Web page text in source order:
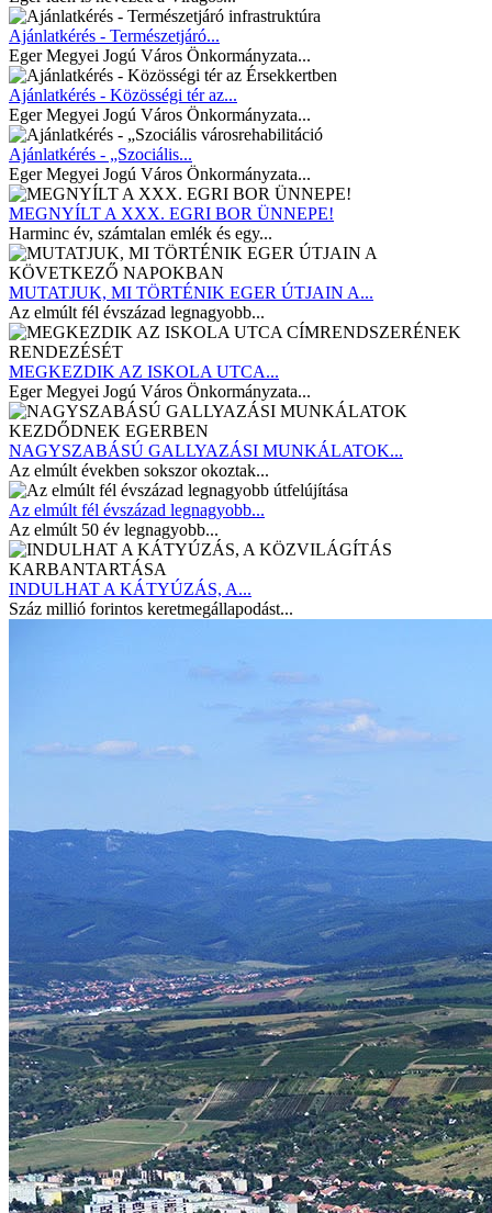
Ajánlatkérés - Természetjáró...
Eger Megyei Jogú Város Önkormányzata...
Ajánlatkérés - Közösségi tér az...
Eger Megyei Jogú Város Önkormányzata...
Ajánlatkérés - „Szociális...
Eger Megyei Jogú Város Önkormányzata...
MEGNYÍLT A XXX. EGRI BOR ÜNNEPE!
Harminc év, számtalan emlék és egy...
MUTATJUK, MI TÖRTÉNIK EGER ÚTJAIN A...
Az elmúlt fél évszázad legnagyobb...
MEGKEZDIK AZ ISKOLA UTCA...
Eger Megyei Jogú Város Önkormányzata...
NAGYSZABÁSÚ GALLYAZÁSI MUNKÁLATOK...
Az elmúlt években sokszor okoztak...
Az elmúlt fél évszázad legnagyobb...
Az elmúlt 50 év legnagyobb...
INDULHAT A KÁTYÚZÁS, A...
Száz millió forintos keretmegállapodást...